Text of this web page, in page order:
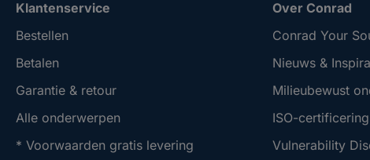
Klantenservice
Bestellen
Betalen
Garantie & retour
Alle onderwerpen
* Voorwaarden gratis levering
Over Conrad
Conrad Your
Nieuws &
Milieubewust
ISO-certificering
Vulnerability